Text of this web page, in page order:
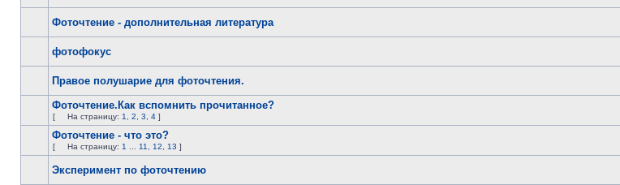
Фоточтение - дополнительная литература
фотофокус
Правое полушарие для фоточтения.
Фоточтение.Как вспомнить прочитанное?
[ На страницу: 1 2 3 4 ]
Фоточтение - что это?
[ На страницу: 1 11 12 13 ]
Эксперимент по фоточтению